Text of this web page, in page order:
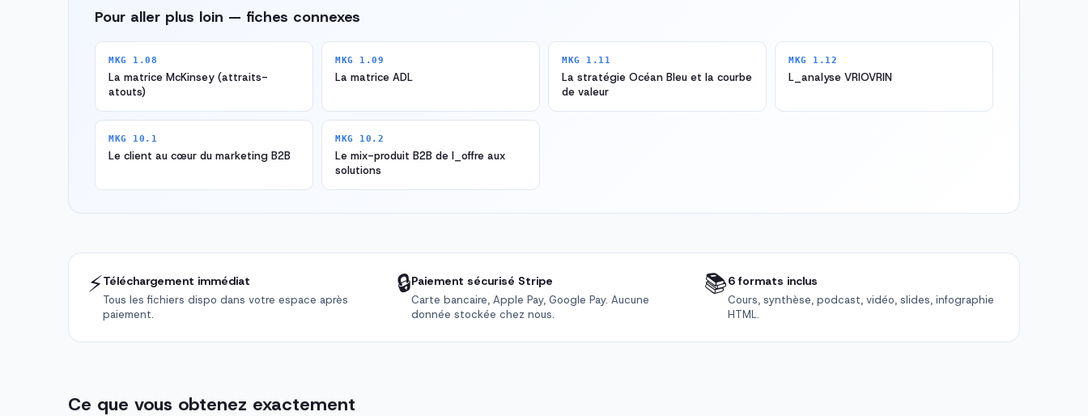
Pour aller plus loin — fiches connexes
MKG 1.08
La matrice McKinsey (attraits-
atouts)
MKG 1.09
La matrice ADL
MKG 1.11
La stratégie Océan Bleu et la courbe
de valeur
MKG 1.12
L_analyse VRIOVRIN
MKG 10.1
Le client au cœur du marketing B2B
MKG 10.2
Le mix-produit B2B de l_offre aux
solutions
⚡Téléchargement immédiat
Tous les fichiers dispo dans votre espace après
paiement.
🔒Paiement sécurisé Stripe
Carte bancaire, Apple Pay, Google Pay. Aucune
donnée stockée chez nous.
📚6 formats inclus
Cours, synthèse, podcast, vidéo, slides, infographie
HTML.
Ce que vous obtenez exactement